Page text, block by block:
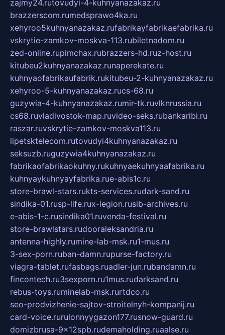
zajmy24.rutovudyi-4-kuhnyanazakaz.ru
brazzerscom.rumedsprawo4ka.ru
xehyroo5kuhnyanazakaz.rufabrikayfabrikaefabrika.ru
vskrytie-zamkov-moskva-113.rubiletnadom.ru
zed-online.rupimchax.rubrazzers-hd.ruz-host.ru
kitubeu2kuhnyanazakaz.runaperekate.ru
kuhnyaofabrikaufabrik.rukitubeu-2-kuhnyanazakaz.ru
xehyroo-5-kuhnyanazakaz.rucs-68.ru
guzywia-4-kuhnyanazakaz.rumir-tk.ruvlknrussia.ru
cs68.ruvladivostok-map.ruvideo-seks.rubankaribi.ru
raszar.ruvskrytie-zamkov-moskva113.ru
lipetsktelecom.rutovudyi4kuhnyanazakaz.ru
seksuzb.ruguzywia4kuhnyanazakaz.ru
fabrikaofabrikaokuhny.rukuhnyaekuhnyaafabrika.ru
kuhnyaykuhnyayfabrika.rue-abis1c.ru
store-brawl-stars.rukts-services.rudark-sand.ru
sindika-01.rusp-life.rux-legion.rusib-archives.ru
e-abis-1-c.rusindika01.ruvenda-festival.ru
store-brawlstars.rudooraleksandria.ru
antenna-highly.rumine-lab-msk.ru1-mus.ru
3-sex-porn.ruban-damn.rupurse-factory.ru
viagra-tablet.rufasbags.ruadler-jun.rubandamn.ru
fincontech.ru3sexporn.ru1mus.rudarksand.ru
rebus-toys.ruminelab-msk.rurtdco.ru
seo-prodvizhenie-sajtov-stroitelnyh-kompanij.ru
card-voice.rurulonnyygazon177.rusnow-guard.ru
domizbrusa-9x12spb.rudemaholding.ruaalse.ru